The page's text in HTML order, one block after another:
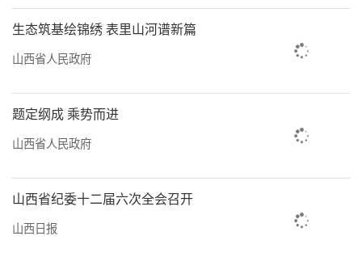
生态筑基绘锦绣 表里山河谱新篇
山西省人民政府
题定纲成 乘势而进
山西省人民政府
山西省纪委十二届六次全会召开
山西日报